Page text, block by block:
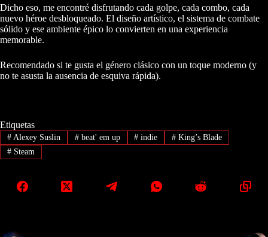
Dicho eso, me encontré disfrutando cada golpe, cada combo, cada
nuevo héroe desbloqueado. El diseño artístico, el sistema de combate
sólido y ese ambiente épico lo convierten en una experiencia
memorable.
Recomendado si te gusta el género clásico con un toque moderno (y
no te asusta la ausencia de esquiva rápida).
Etiquetas
#Alexey Suslin #beat' em up # indie # King’s Blade
#Steam